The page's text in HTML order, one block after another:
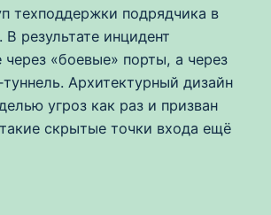
техподдержки подрядчика в
В результате инцидент
«боевые» порты, а через
Архитектурный дизайн
угроз как раз и призван
скрытые точки входа ещё